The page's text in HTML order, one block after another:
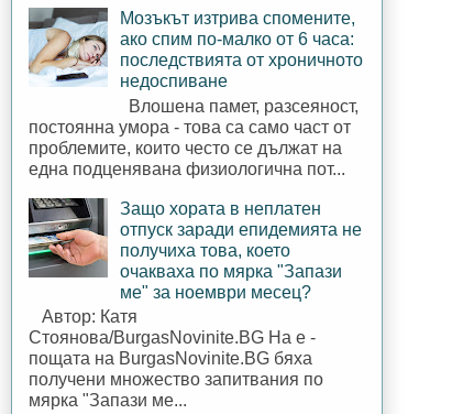
Мозъкът изтрива спомените,
ако спим по-малко от 6 часа:
последствията от хроничното
недоспиване
Влошена памет, разсеяност,
постоянна умора - това са само част от
проблемите, които често се дължат на
една подценявана физиологична пот...
Защо хората в неплатен
отпуск заради епидемията не
получиха това, което
очакваха по мярка "Запази
ме" за ноември месец?
Автор: Катя
Стоянова/BurgasNovinite.BG На е -
пощата на BurgasNovinite.BG бяха
получени множество запитвания по
мярка "Запази ме...